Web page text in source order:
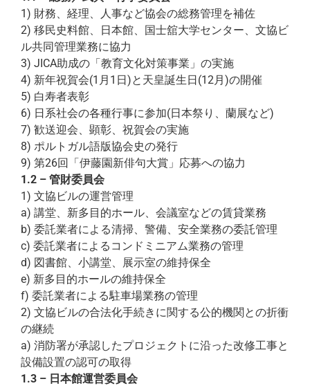
1) 財務、経理、人事など協会の総務管理を補佐
2) 移民史料館、日本館、国士舘大学センター、文協ビ
ル共同管理業務に協力
3) JICA助成の「教育文化対策事業」の実施
4) 新年祝賀会(1月1日)と天皇誕生日(12月)の開催
5) 白寿者表彰
6) 日系社会の各種行事に参加(日本祭り、蘭展など)
7) 歓送迎会、顕彰、祝賀会の実施
8) ポルトガル語版協会史の発行
9) 第26回「伊藤園新俳句大賞」応募への協力
1.2 – 管財委員会
1) 文協ビルの運営管理
a) 講堂、新多目的ホール、会議室などの賃貸業務
b) 委託業者による清掃、警備、安全業務の委託管理
c) 委託業者によるコンドミニアム業務の管理
d) 図書館、小講堂、展示室の維持保全
e) 新多目的ホールの維持保全
f) 委託業者による駐車場業務の管理
2) 文協ビルの合法化手続きに関する公的機関との折衝
の継続
a) 消防署が承認したプロジェクトに沿った改修工事と
設備設置の認可の取得
1.3 – 日本館運営委員会